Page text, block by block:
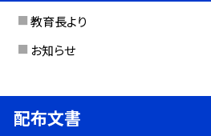
教育長より
お知らせ
配布文書